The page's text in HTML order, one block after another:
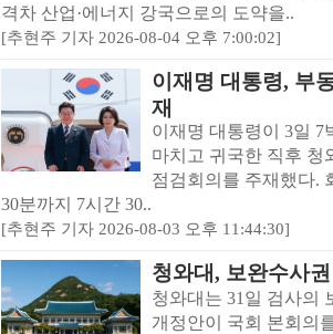
격차 산업·에너지 강국으로의 도약을..
[추현주 기자 2026-08-04 오후 7:00:02]
이재명 대통령, 부
재
이재명 대통령이 3일 7
마치고 귀국한 직후 청
점검회의를 주재했다.
30분까지 7시간 30..
[추현주 기자 2026-08-03 오후 11:44:30]
청와대, 보완수사
청와대는 31일 검사의
개정안이 국회 본회의